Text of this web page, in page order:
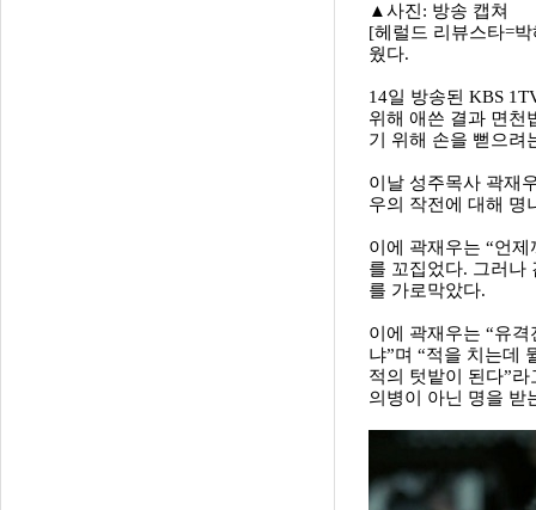
▲사진: 방송 캡쳐
[헤럴드 리뷰스타=
웠다.
14일 방송된 KBS
위해 애쓴 결과 면천
기 위해 손을 뻗으려
이날 성주목사 곽재
우의 작전에 대해 명
이에 곽재우는 “언
를 꼬집었다. 그러나
를 가로막았다.
이에 곽재우는 “유
냐”며 “적을 치는데
적의 텃밭이 된다”
의병이 아닌 명을 받